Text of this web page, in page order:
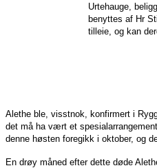
Urtehauge,
benyttes af Hr
tilleie, og kan
i
Alethe ble, visstnok, konfirmert i
det må ha vært et
denne høsten foregikk i oktober, og
En drøy måned efter dette døde